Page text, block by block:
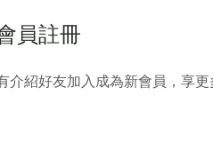
員註冊
介紹好友加入成為新會員，享更